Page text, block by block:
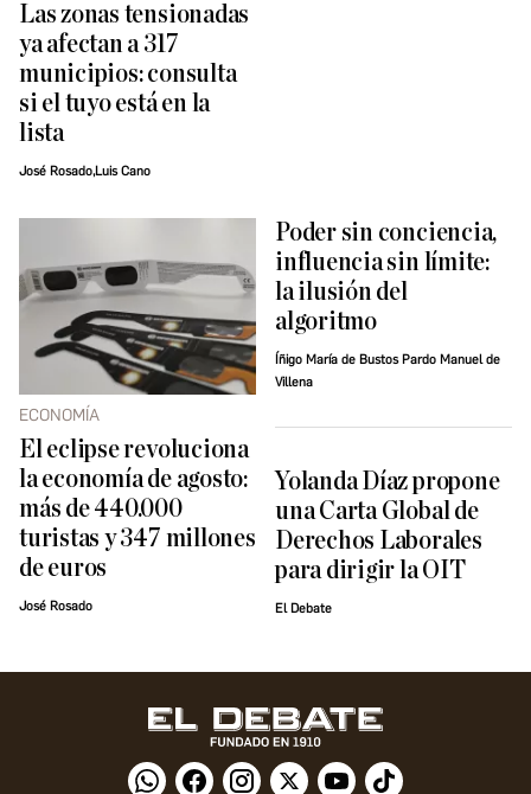
Las zonas tensionadas
ya afectan a 317
municipios: consulta
si el tuyo está en la
lista
José Rosado,Luis Cano
ECONOMÍA
El eclipse revoluciona
la economía de agosto:
más de 440.000
turistas y 347 millones
de euros
José Rosado
Poder sin conciencia,
influencia sin límite:
la ilusión del
algoritmo
Íñigo María de Bustos Pardo Manuel de
Villena
Yolanda Díaz propone
una Carta Global de
Derechos Laborales
para dirigir la OIT
El Debate